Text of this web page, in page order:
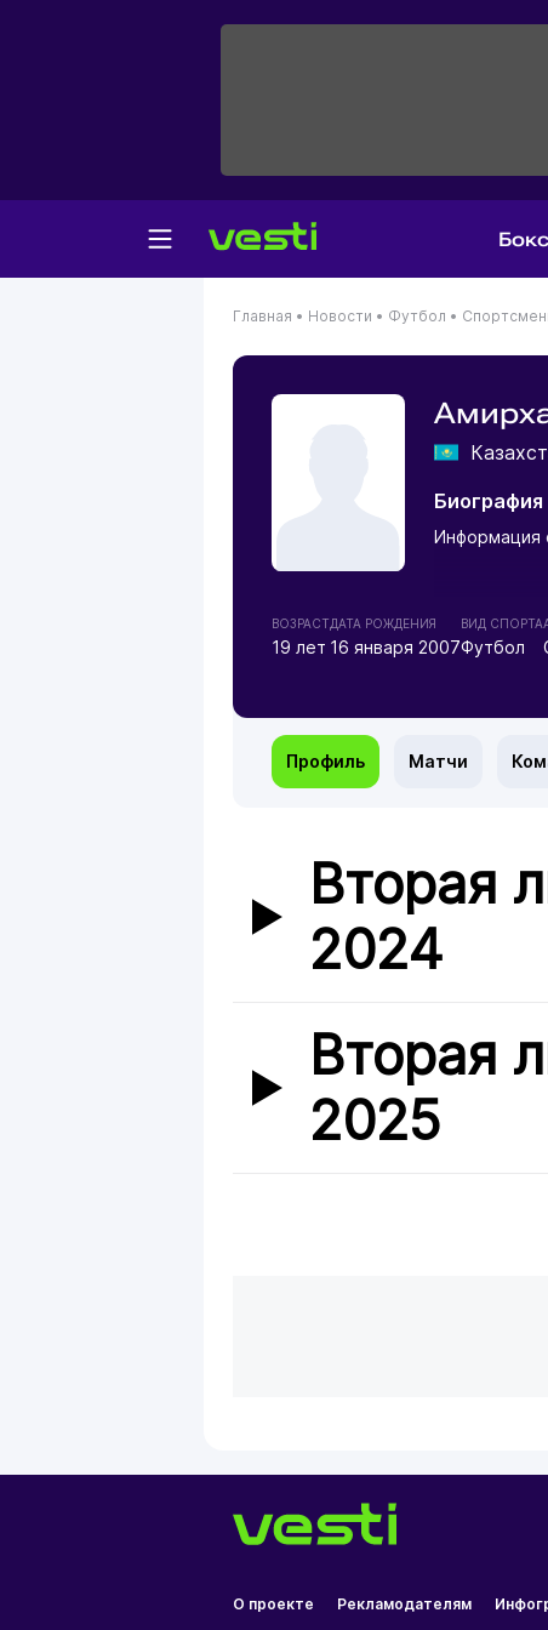
Бокс
Главная • Новости • Футбол •
Биография
Информация
ВОЗРАСТ
19 лет
ДАТА РОЖДЕНИЯ
16 января 2007
ВИД СПОРТА
Футбол
Профиль Матчи
Вторая
2024
Вторая
2025
О проекте Рекламодателям